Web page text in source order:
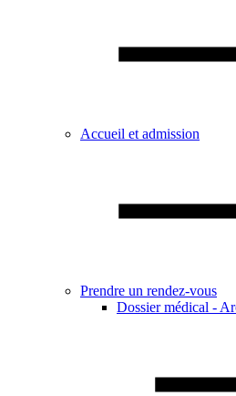
Accueil et admission
Prendre un rendez-vous
Dossier médical -